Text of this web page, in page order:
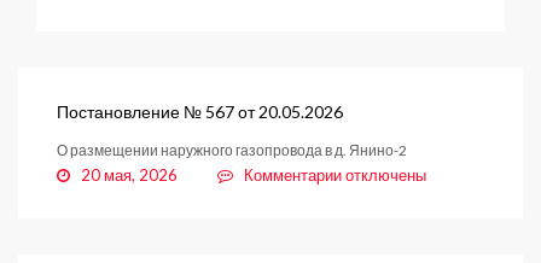
Постановление № 567 от 20.05.2026
О размещении наружного газопровода в д. Янино-2
20 мая, 2026 Комментариикотключены